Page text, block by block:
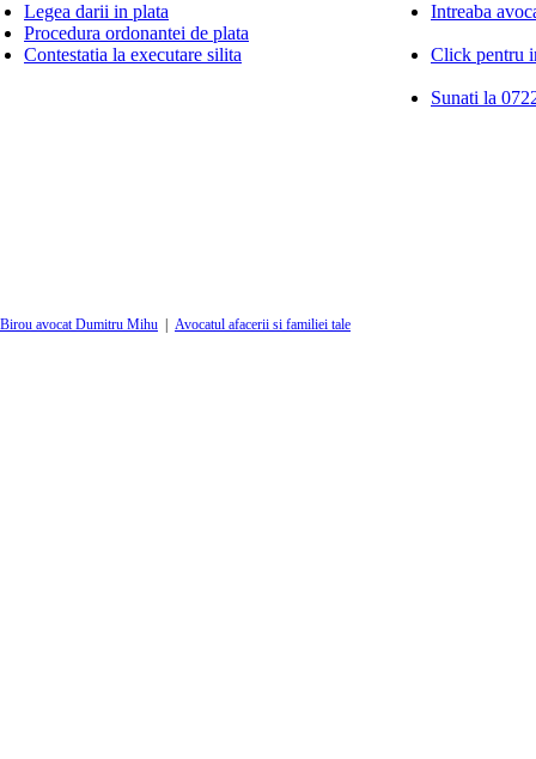
Legea darii in plata
Procedura ordonantei de plata
Contestatia la executare silita
Intreaba
Click pentru
Sunati la
Birou avocat Dumitru Mihu Avocatul afacerii si familiei tale